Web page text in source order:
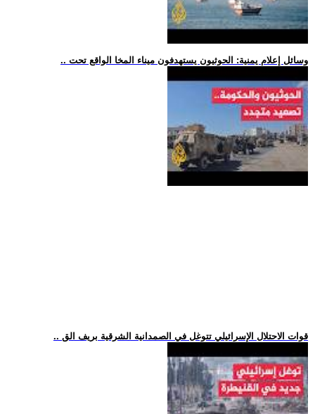
.. وسائل إعلام يمنية: الحوثيون يستهدفون ميناء المخا الواقع تحت
.. قوات الاحتلال الإسرائيلي تتوغل في الصمدانية الشرقية بريف الق